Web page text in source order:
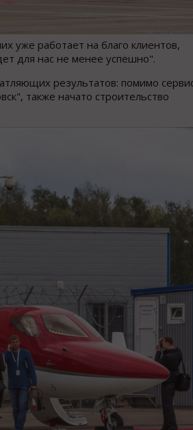
уже работает на благо клиентов,
для нас не менее успешно".
результатов: помимо
также начато строительство